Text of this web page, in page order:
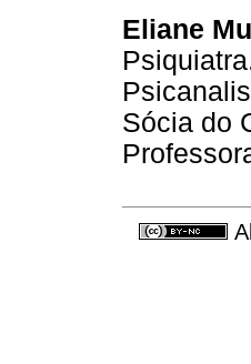
Eliane
Sócia do